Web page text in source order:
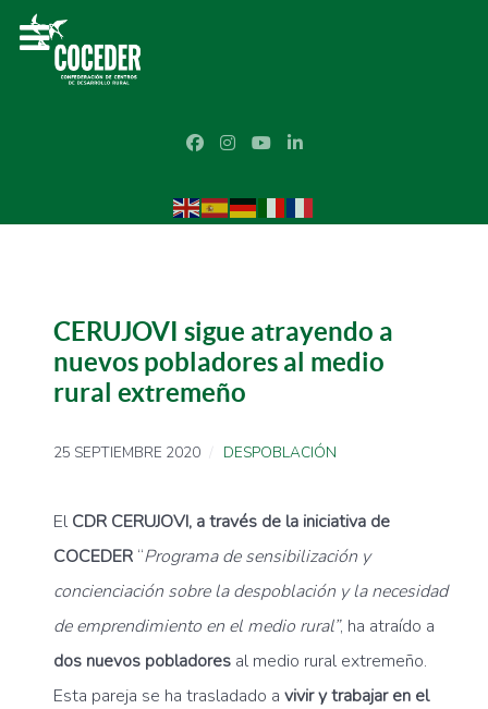
CERUJOVI sigue atrayendo a
nuevos pobladores al medio
rural extremeño
25 SEPTIEMBRE 2020 DESPOBLACIÓN
El CDR CERUJOVI, a través de la iniciativa de
COCEDER “Programa de sensibilización y
concienciación sobre la despoblación y la necesidad
de emprendimiento en el medio rural”, ha atraído a
dos nuevos pobladores al medio rural extremeño.
Esta pareja se ha trasladado a vivir y trabajar en el